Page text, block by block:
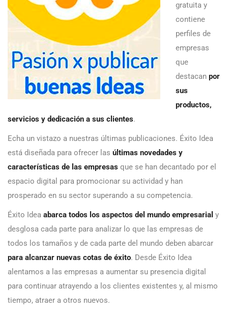
gratuita y
contiene
perfiles de
empresas
que
destacan por
sus
productos,
servicios y dedicación a sus clientes.
Echa un vistazo a nuestras últimas publicaciones. Éxito Idea
está diseñada para ofrecer las últimas novedades y
características de las empresas que se han decantado por el
espacio digital para promocionar su actividad y han
prosperado en su sector superando a su competencia.
Éxito Idea abarca todos los aspectos del mundo empresarial y
desglosa cada parte para analizar lo que las empresas de
todos los tamaños y de cada parte del mundo deben abarcar
para alcanzar nuevas cotas de éxito. Desde Éxito Idea
alentamos a las empresas a aumentar su presencia digital
para continuar atrayendo a los clientes existentes y, al mismo
tiempo, atraer a otros nuevos.